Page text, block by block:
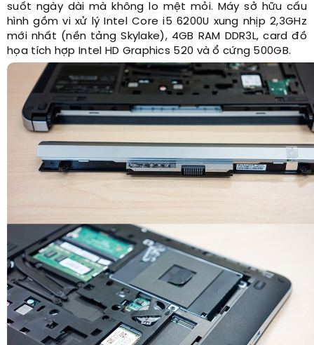
suốt ngày dài mà không lo mệt mỏi. Máy sở hữu cấu
hình gồm vi xử lý Intel Core i5 6200U xung nhịp 2,3GHz
mới nhất (nền tảng Skylake), 4GB RAM DDR3L, card đồ
họa tích hợp Intel HD Graphics 520 và ổ cứng 500GB.